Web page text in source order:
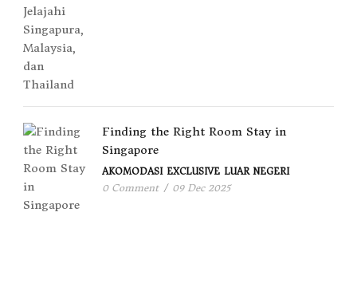
Finding the Right Room Stay in
Singapore
AKOMODASI EXCLUSIVE LUAR NEGERI
0 Comment / 09 Dec 2025